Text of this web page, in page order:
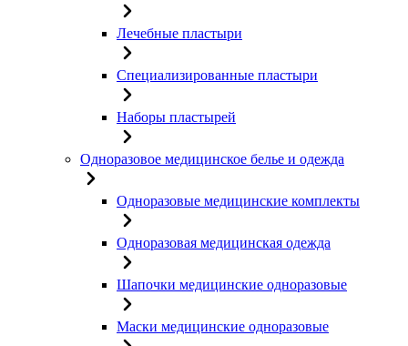
Лечебные пластыри
Специализированные пластыри
Наборы пластырей
Одноразовое медицинское белье и одежда
Одноразовые медицинские комплекты
Одноразовая медицинская одежда
Шапочки медицинские одноразовые
Маски медицинские одноразовые